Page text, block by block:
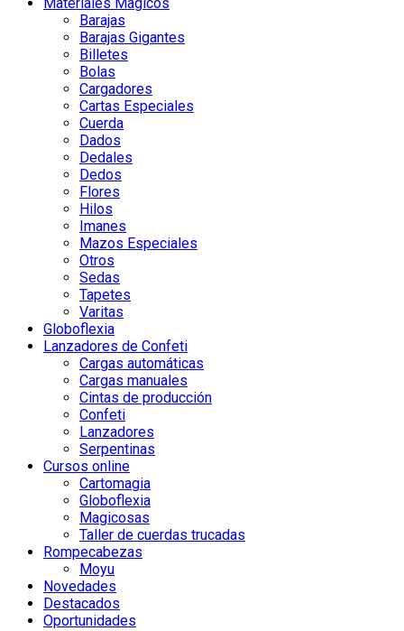
Barajas
Barajas Gigantes
Billetes
Bolas
Cargadores
Cartas Especiales
Cuerda
Dados
Dedales
Dedos
Flores
Hilos
Imanes
Mazos Especiales
Otros
Sedas
Tapetes
Varitas
Globoflexia
Lanzadores de Confeti
Cargas automáticas
Cargas manuales
Cintas de producción
Confeti
Lanzadores
Serpentinas
Cursos online
Cartomagia
Globoflexia
Magicosas
Taller de cuerdas trucadas
Rompecabezas
Moyu
Novedades
Destacados
Oportunidades